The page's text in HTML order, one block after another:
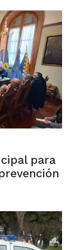
para